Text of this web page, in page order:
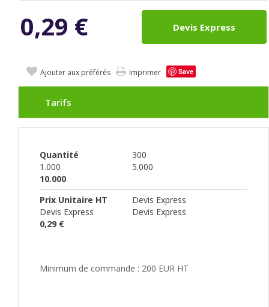
0,29 € Devis Express
Ajouter aux préférés Imprimer Save
Tarifs
Quantité
300
1.000
5.000
10.000
Prix Unitaire HT
Devis Express
Devis Express
Devis Express
0,29 €
Minimum de commande : 200 EUR HT